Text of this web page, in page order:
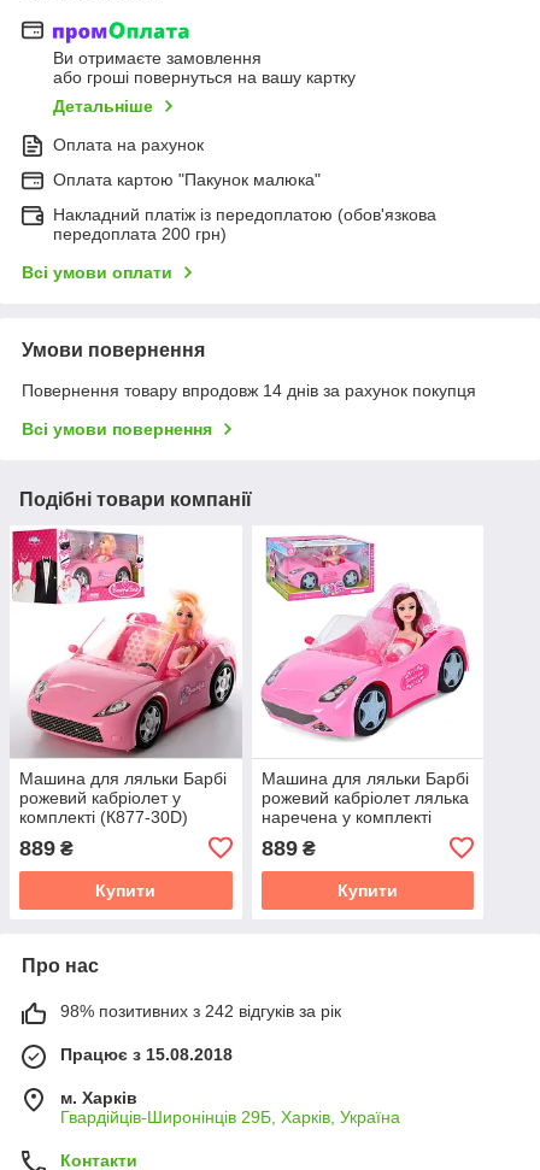
Ви отримаєте замовлення
або гроші повернуться на вашу картку
Детальніше
Оплата на рахунок
Оплата картою "Пакунок малюка"
Накладний платіж із передоплатою (обов'язкова
передоплата 200 грн)
Всі умови оплати
Умови повернення
Повернення товару впродовж 14 днів за рахунок покупця
Всі умови повернення
Подібні товари компанії
Машина для ляльки Барбі
рожевий кабріолет у
комплекті (К877-30D)
889 ₴
Купити
Машина для ляльки Барбі
рожевий кабріолет лялька
наречена у комплекті
889₴
Купити
Про нас
98% позитивних з 242 відгуків за рік
Працює з 15.08.2018
м. Харків
Гвардійців-Широнінців 29Б, Харків, Україна
Контакти